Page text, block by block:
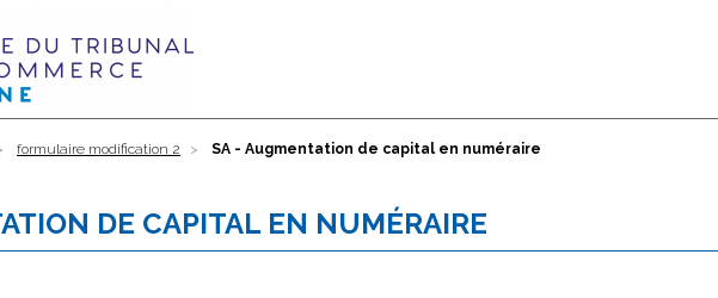
formulaire modification 2 SA - Augmentation de capital en numéraire
DE CAPITAL EN NUMÉRAIRE